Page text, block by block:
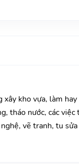
kho vựa, làm
tháo nước, các việc
vẽ tranh, tu sửa